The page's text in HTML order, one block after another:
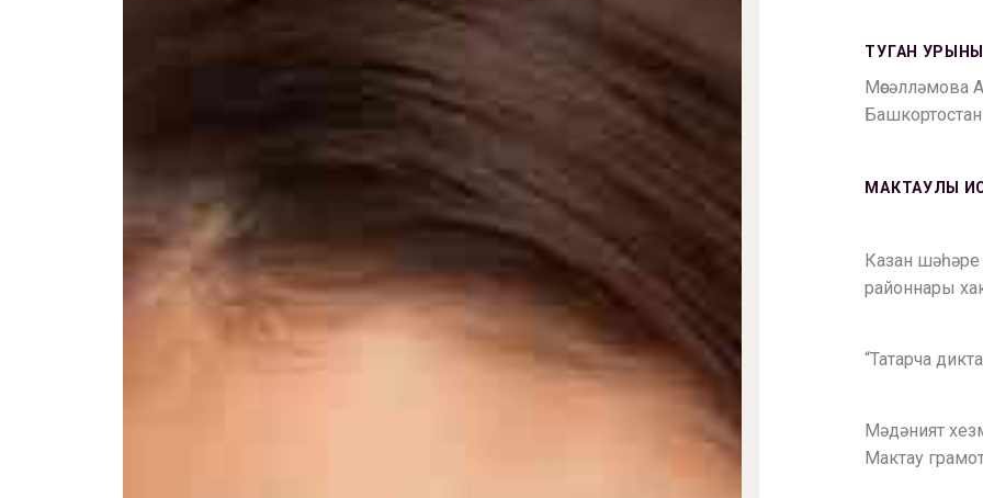
ТУГАН
Мөсәлләмова
МАКТАУЛЫ
Казан
районнары
“Татарча
Мәдәният
Мактау